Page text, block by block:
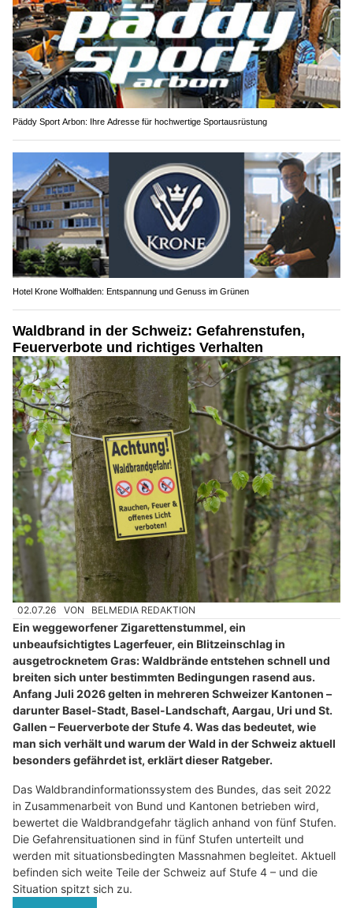
Päddy Sport Arbon: Ihre Adresse für hochwertige Sportausrüstung
Hotel Krone Wolfhalden: Entspannung und Genuss im Grünen
Waldbrand in der Schweiz: Gefahrenstufen,
Feuerverbote und richtiges Verhalten
02.07.26 VON BELMEDIA REDAKTION
Ein weggeworfener Zigarettenstummel, ein
unbeaufsichtigtes Lagerfeuer, ein Blitzeinschlag in
ausgetrocknetem Gras: Waldbrände entstehen schnell und
breiten sich unter bestimmten Bedingungen rasend aus.
Anfang Juli 2026 gelten in mehreren Schweizer Kantonen –
darunter Basel-Stadt, Basel-Landschaft, Aargau, Uri und St.
Gallen – Feuerverbote der Stufe 4. Was das bedeutet, wie
man sich verhält und warum der Wald in der Schweiz aktuell
besonders gefährdet ist, erklärt dieser Ratgeber.
Das Waldbrandinformationssystem des Bundes, das seit 2022
in Zusammenarbeit von Bund und Kantonen betrieben wird,
bewertet die Waldbrandgefahr täglich anhand von fünf Stufen.
Die Gefahrensituationen sind in fünf Stufen unterteilt und
werden mit situationsbedingten Massnahmen begleitet. Aktuell
befinden sich weite Teile der Schweiz auf Stufe 4 – und die
Situation spitzt sich zu.